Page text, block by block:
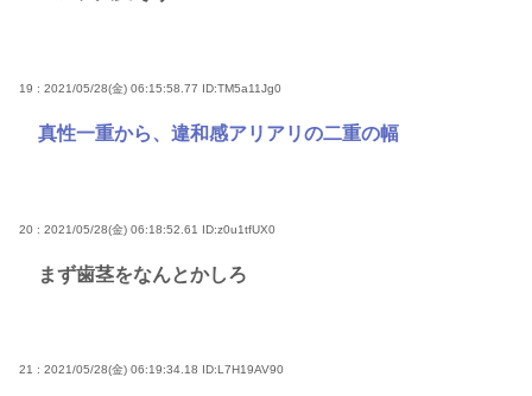
19 : 2021/05/28(金) 06:15:58.77 ID:TM5a11Jg0
真性一重から、違和感アリアリの二重の幅
20 : 2021/05/28(金) 06:18:52.61 ID:z0u1tfUX0
まず歯茎をなんとかしろ
21 : 2021/05/28(金) 06:19:34.18 ID:L7H19AV90